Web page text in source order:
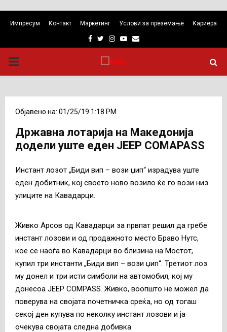
Импресум Контакт Маркетинг Услови за преземање Кариера
Facebook
TwitterInstagram
Youtube
Email
PRIMARY
Објавено на: 01/25/19 1:18 PM
Државна лотарија на Македонија
додели уште еден ЈЕЕP COMAPASS
Инстант лозот „Биди вип – вози џип“ израдува уште
еден добитник, кој своето ново возило ќе го вози низ
улиците на Кавадарци.
Живко Арсов од Кавадарци за првпат решил да гребе
инстант лозови и од продажното место Браво Нутс,
кое се наоѓа во Кавадарци во близина на Мостот,
купил три инстанти „Биди вип – вози џип“. Третиот лоз
му донел и три исти симболи на автомобил, кој му
донесоа JEEP COMPASS. Живко, воопшто не можел да
поверува на својата почетничка среќа, но од тогаш
секој ден купува по неколку инстант лозови и ја
очекува својата следна добивка.